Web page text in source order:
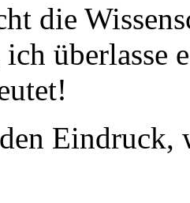
die
überlasse
Eindruck,